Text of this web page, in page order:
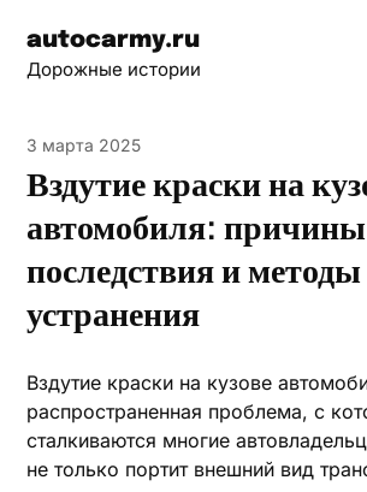
content
autocarmy.ru
Дорожные истории
3 марта 2025
Вздутие краски на
автомобиля:
последствия и методы
устранения
Вздутие краски на кузове
распространенная проблема, с
сталкиваются многие
не только портит внешний вид